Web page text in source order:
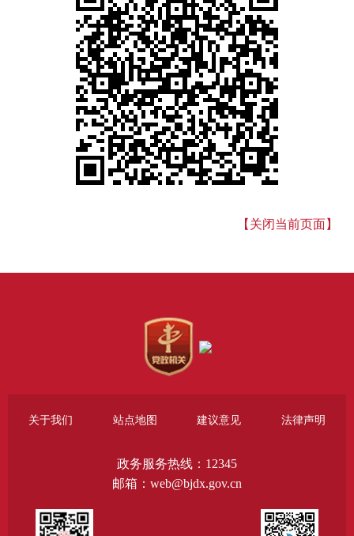
【关闭当前页面】
关于我们 站点地图 建议意见 法律声明
政务服务热线：12345
邮箱：web@bjdx.gov.cn